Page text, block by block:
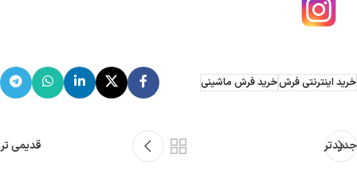
خرید اینترنتی فرشخرید فرش ماشینی
جدیدتر قدیمی تر